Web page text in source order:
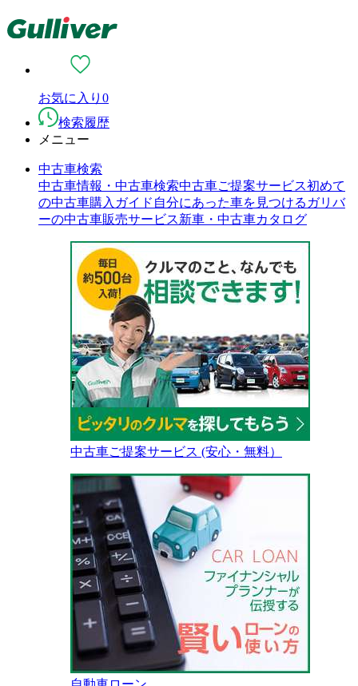
お気に入り 0
検索履歴
メニュー
中古車検索
中古車情報・中古車検索中古車ご提案サービス初めて
の中古車購入ガイド 自分にあった車を見つける ガリバ
ーの中古車販売サービス新車・中古車カタログ
中古車ご提案サービス (安心・無料）